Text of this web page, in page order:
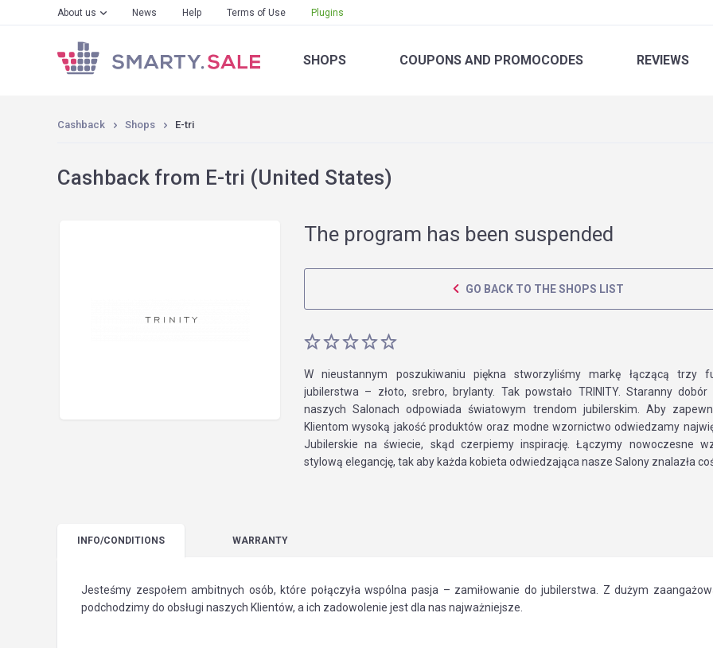
About us News Help Terms of Use Plugins
SHOPS COUPONS AND PROMOCODES REVIEWS
Cashback Shops E-tri
Cashback from E-tri (United States)
The program has been suspended
GO BACK TO THE SHOPS LIST
W nieustannym poszukiwaniu piękna stworzyliśmy markę łączącą trzy
jubilerstwa – złoto, srebro, brylanty. Tak powstało TRINITY. Staranny
naszych Salonach odpowiada światowym trendom jubilerskim. Aby
Klientom wysoką jakość produktów oraz modne wzornictwo odwiedzamy
Jubilerskie na świecie, skąd czerpiemy inspirację. Łączymy nowoczesne
stylową elegancję, tak aby każda kobieta odwiedzająca nasze Salony znalazła
INFO/CONDITIONS WARRANTY
Jesteśmy zespołem ambitnych osób, które połączyła wspólna pasja – zamiłowanie do jubilerstwa. Z dużym
podchodzimy do obsługi naszych Klientów, a ich zadowolenie jest dla nas najważniejsze.